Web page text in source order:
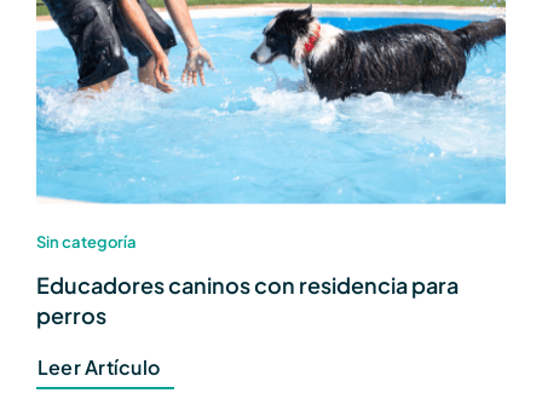
Sin categoría
Educadores caninos con residencia para
perros
Leer Artículo